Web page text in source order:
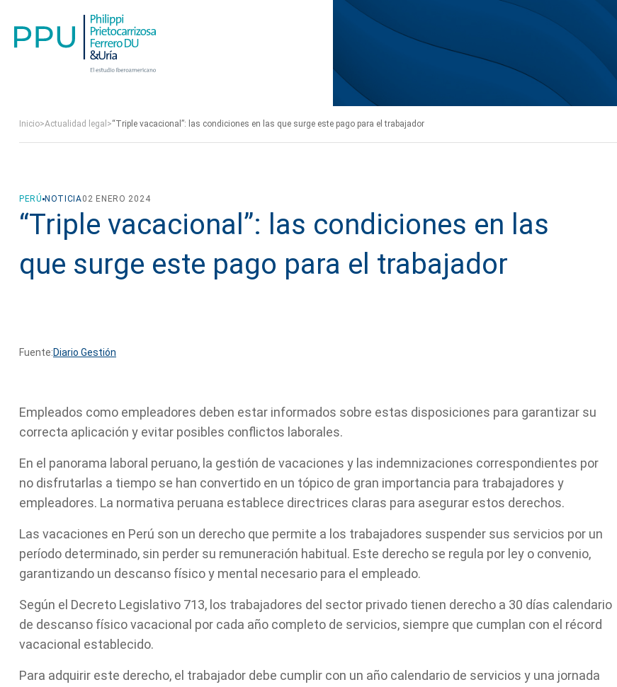
Inicio>Actualidad legal >“Triple vacacional”: las condiciones en las que surge este pago para el trabajador
PERÚ NOTICIA02 ENERO 2024
“Triple vacacional”: las condiciones en las
que surge este pago para el trabajador
Fuente:Diario Gestión
Empleados como empleadores deben estar informados sobre estas disposiciones para garantizar su
correcta aplicación y evitar posibles conflictos laborales.
En el panorama laboral peruano, la gestión de vacaciones y las indemnizaciones correspondientes por
no disfrutarlas a tiempo se han convertido en un tópico de gran importancia para trabajadores y
empleadores. La normativa peruana establece directrices claras para asegurar estos derechos.
Las vacaciones en Perú son un derecho que permite a los trabajadores suspender sus servicios por un
período determinado, sin perder su remuneración habitual. Este derecho se regula por ley o convenio,
garantizando un descanso físico y mental necesario para el empleado.
Según el Decreto Legislativo 713, los trabajadores del sector privado tienen derecho a 30 días calendario
de descanso físico vacacional por cada año completo de servicios, siempre que cumplan con el récord
vacacional establecido.
Para adquirir este derecho, el trabajador debe cumplir con un año calendario de servicios y una jornada